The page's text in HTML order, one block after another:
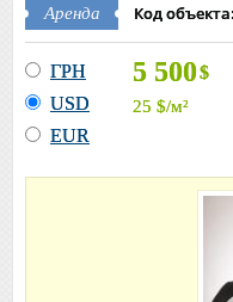
Аренда Код объекта:
ГРН
USD
EUR
5 500$
25 $/м²